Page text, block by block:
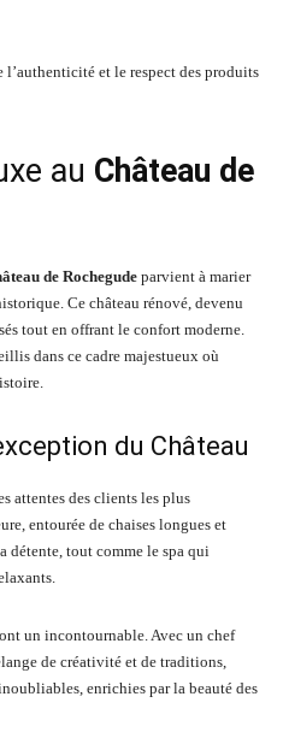
et le respect des produits
au Château de
de Rochegude parvient à marier
Ce château rénové, devenu
tout en offrant le confort moderne.
dans ce cadre majestueux où
du Château
attentes des clients les plus
entourée de chaises longues et
détente, tout comme le spa qui
un incontournable. Avec un chef
de créativité et de traditions,
enrichies par la beauté des